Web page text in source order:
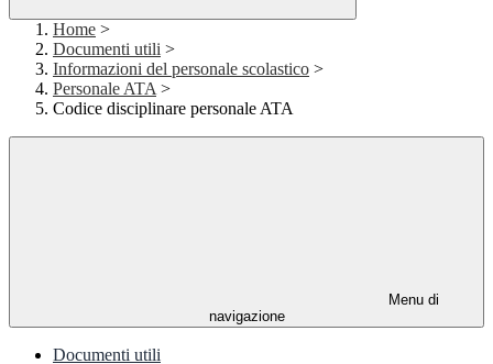
Home >
Documenti utili >
Informazioni del personale scolastico >
Personale ATA >
Codice disciplinare personale ATA
Menu di
navigazione
Documenti utili